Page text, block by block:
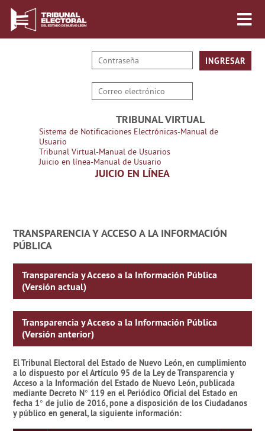
TRIBUNAL VIRTUAL
Sistema de Notificaciones Electrónicas-Manual de
Usuario
Tribunal Virtual-Manual de Usuarios
Juicio en línea-Manual de Usuario
JUICIO EN LÍNEA
TRANSPARENCIA Y ACCESO A LA INFORMACIÓN
PÚBLICA
Transparencia y Acceso a la Información Pública
(Versión actual)
Transparencia y Acceso a la Información Pública
(Versión anterior)
El Tribunal Electoral del Estado de Nuevo León, en cumplimiento
a lo dispuesto por el Artículo 95 de la Ley de Transparencia y
Acceso a la Información del Estado de Nuevo León, publicada
mediante Decreto N° 119 en el Periódico Oficial del Estado en
fecha 1° de julio de 2016, pone a disposición de los Ciudadanos
y público en general, la siguiente información: